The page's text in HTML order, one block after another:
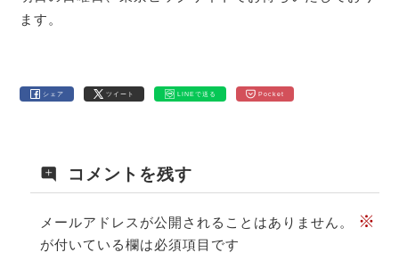
ます。
シェア ツイート LINEで送る Pocket
コメントを残す
メールアドレスが公開されることはありません。 ※
が付いている欄は必須項目です